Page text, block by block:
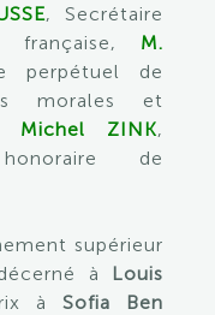
, Secrétaire
française, M.
perpétuel de
morales et
Michel ZINK,
de
supérieur
à Louis
àSofia Ben